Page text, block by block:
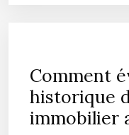
Comment
historique
immobilier